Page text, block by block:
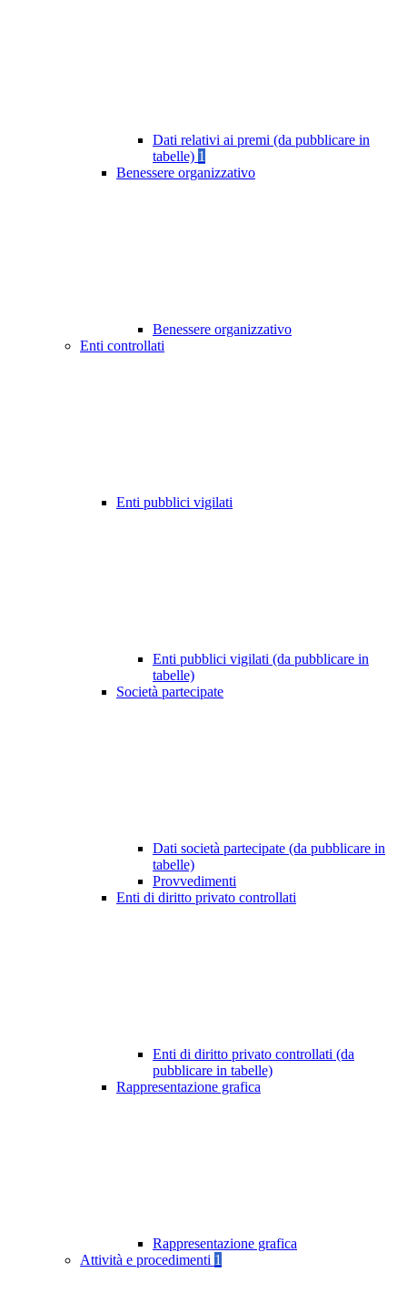
Dati relativi ai premi (da pubblicare in
tabelle) 1
Benessere organizzativo
Benessere organizzativo
Enti controllati
Enti pubblici vigilati
Enti pubblici vigilati (da pubblicare in
tabelle)
Società partecipate
Dati società partecipate (da pubblicare in
tabelle)
Provvedimenti
Enti di diritto privato controllati
Enti di diritto privato controllati (da
pubblicare in tabelle)
Rappresentazione grafica
Rappresentazione grafica
Attività e procedimenti 1